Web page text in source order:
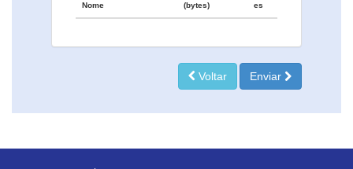
Nome
(bytes)
es
Voltar Enviar